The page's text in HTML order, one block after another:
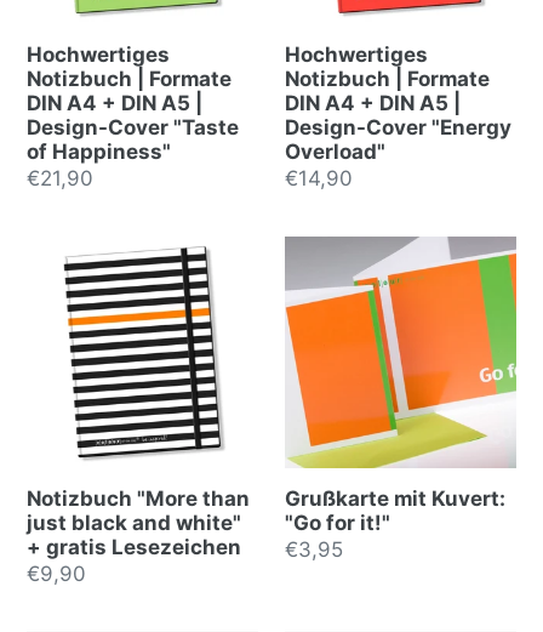
Hochwertiges
Notizbuch | Formate
DIN A4 + DIN A5 |
Design-Cover "Taste
of Happiness"
Normalpreis
€21,90
Hochwertiges
Notizbuch | Formate
DIN A4 + DIN A5 |
Design-Cover "Energy
Overload"
Normalpreis
€14,90
Notizbuch "More than
just black and white"
+ gratis Lesezeichen
Normalpreis
€9,90
Grußkarte mit Kuvert:
"Go for it!"
Normalpreis
€3,95